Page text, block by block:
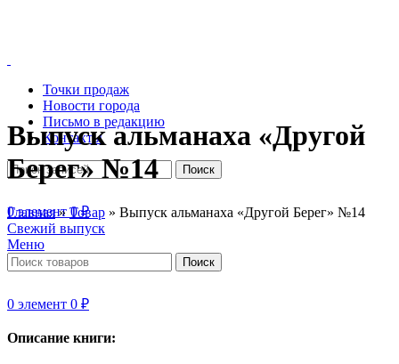
Точки продаж
Новости города
Письмо в редакцию
Контакты
Поиск
0элемент 0₽
Свежий выпуск
Меню
Поиск
0 элемент 0 ₽
Выпуск альманаха «Другой
Берег» №14
Главная»Товар » Выпуск альманаха «Другой Берег» №14
Описание книги: